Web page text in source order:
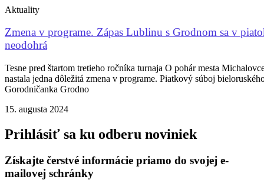
Aktuality
Zmena v programe. Zápas Lublinu s Grodnom sa v
neodohrá
Tesne pred štartom tretieho ročníka turnaja O pohár mesta
nastala jedna dôležitá zmena v programe. Piatkový súboj
Gorodničanka Grodno
15. augusta 2024
Prihlásiť sa ku odberu noviniek
Získajte čerstvé informácie priamo do svojej e-
mailovej schránky